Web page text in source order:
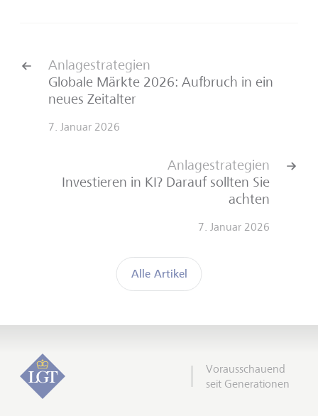
Anlagestrategien
Globale Märkte 2026: Aufbruch in ein
neues Zeitalter
7. Januar 2026
Alle Artikel
Anlagestrategien
Investieren in KI? Darauf sollten Sie
achten
7. Januar 2026
Vorausschauend
seit Generationen